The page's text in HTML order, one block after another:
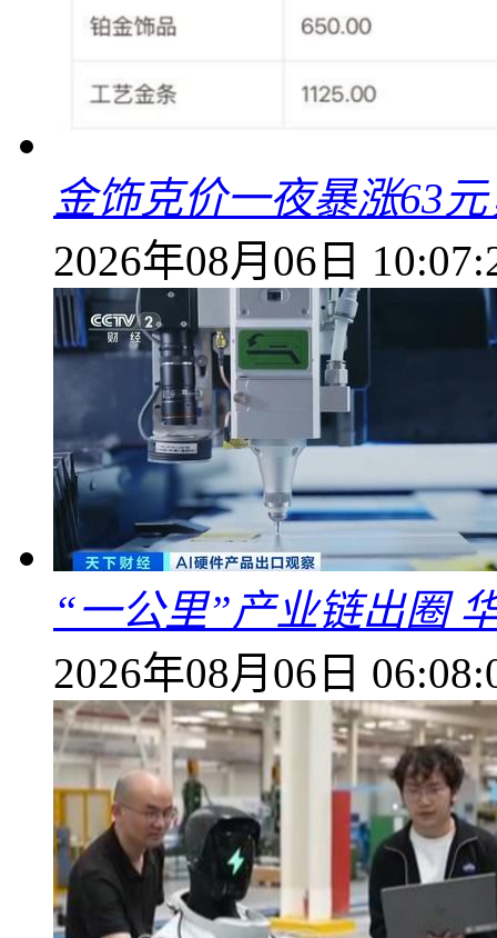
金饰克价一夜暴涨63
2026年08月06日
“一公里”产业链出圈
2026年08月06日